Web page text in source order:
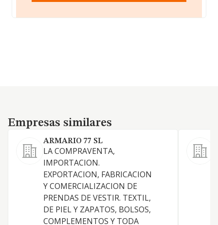
Empresas similares
Empresas similares
ARMARIO 77 SL
LA COMPRAVENTA,
IMPORTACION.
EXPORTACION, FABRICACION
Y COMERCIALIZACION DE
PRENDAS DE VESTIR. TEXTIL,
DE PIEL Y ZAPATOS, BOLSOS,
COMPLEMENTOS Y TODA